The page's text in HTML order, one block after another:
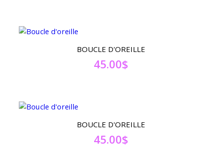
BOUCLE D'OREILLE
45.00$
BOUCLE D'OREILLE
45.00$